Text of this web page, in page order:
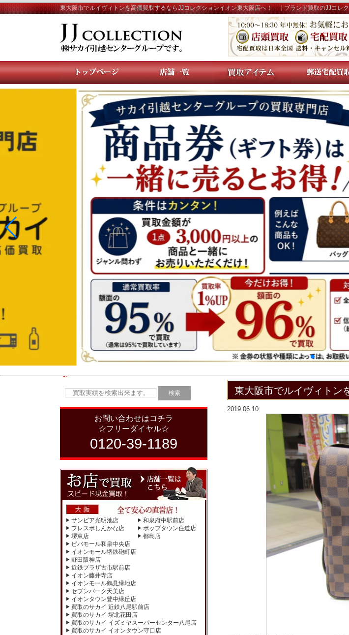
東大阪市でルイヴィトンを高価買取するならJJコレクションイオン東大阪店へ！ ｜ブランド買取のJJコレ
お問い合わせはコチラ
☆フリーダイヤル☆
0120-39-1189
サンピア光明池店
フレスポしんかな店
堺東店
和泉府中駅前店
ポップタウン住道店
都島店
ビバモール和泉中央店
イオンモール堺鉄砲町店
野田阪神店
近鉄プラザ古市駅前店
イオン藤井寺店
イオンモール鶴見緑地店
セブンパーク天美店
イオンタウン豊中緑丘店
買取のサカイ 近鉄八尾駅前店
買取のサカイ 堺北花田店
買取のサカイ イズミヤスーパーセンター八尾店
買取のサカイ イオンタウン守口店
東大阪市でルイヴィト
2019.06.10